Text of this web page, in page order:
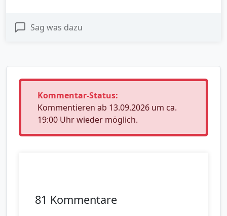
Sag was dazu
Kommentar-Status:
Kommentieren ab 13.09.2026 um ca.
19:00 Uhr wieder möglich.
81 Kommentare